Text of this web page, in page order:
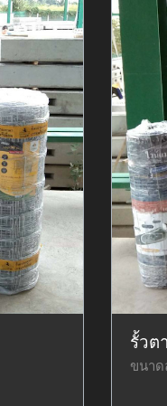
รั้วต
ขนาด